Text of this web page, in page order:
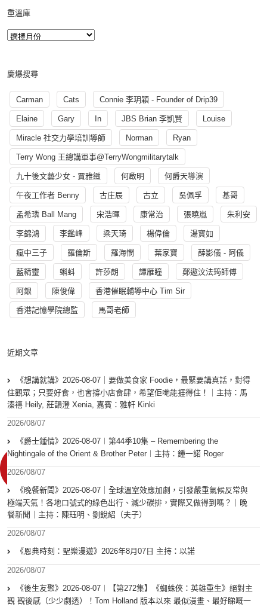
重溫庫
慶爆搜尋
Carman Cats Connie 李玥穎 - Founder of Drip39
Elaine Gary In JBS Brian 李凱賢 Louise
Miracle 社交力學培訓導師 Norman Ryan
Terry Wong 王總講軍事@TerryWongmilitarytalk
九十後文藝少女 - 賈雅緻 何啟明 何爵天導演
午夜工作者 Benny 古庄辰 古立 吳佩孚 基哥
孟希璘 Ball Mang 宋浩暉 康常治 張曉嵐 朱利安
李錦鴻 李鑑峰 梁天琦 楊偉倫 湯寳如
瘋中三子 羅倫斯 羅海憫 葉家寶 薛影儀 - 阿儀
藍精靈 蝌蚪 許莎朗 譚雁瞳 鄭遨汶法筠師傅
阿銀 陳俊偉 香港催眠輔導中心 Tim Sir
香港記憶學院總監 馬哥老師
近期文章
《想講就講》2026-08-07｜要做美食家 Foodie，最緊要講真話，對得
住觀眾；只要好食，也會撐小店食肆，希望佢哋能捱得住！｜主持：馬
溱禧 Heily, 莊韻澄 Xenia, 嘉賓：雅軒 Kinki
2026/08/07
《爵士鍾情》2026-08-07︱第44季10集 – Remembering the
Nightingale of the Orient & Brother Peter︱主持：鍾一諾 Roger
2026/08/07
《晚餐新聞》2026-08-07｜全球溫室效應加劇，引發嚴重氣候反常與
極端天氣！各地口號式的綠色出行、減少碳排，實際又做得到嗎？｜晚
餐新聞｜主持：陳珏明、劉銳紹（夫子）
2026/08/07
《恩典時刻：聖樂漫遊》2026年8月07日 主持：以諾
2026/08/07
《後生友聚》2026-08-07︱【第272集】《蜘蛛俠：英雄重生》絕對主
觀 觀後感（少少劇透）！Tom Holland 版本以來 最似漫畫、最好睇嘅一